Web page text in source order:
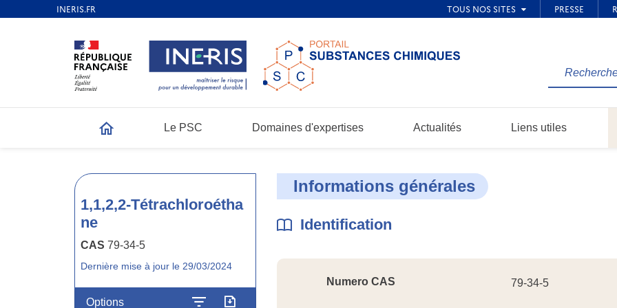
Rechercher
le
Accueil
Le PSC Domaines d'expertises Actualités Liens utiles
1,1,2,2-Tétrachloroétha
ne
CAS 79-34-5
Dernière mise à jour le 29/03/2024
Options
Informations générales
Identification
Numero CAS 79-34-5